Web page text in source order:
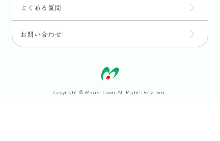
よくある質問
お問い合わせ
Copyright © Misaki Town All Rights Reserved.